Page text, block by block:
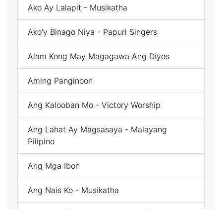
Ako Ay Lalapit - Musikatha
Ako'y Binago Niya - Papuri Singers
Alam Kong May Magagawa Ang Diyos
Aming Panginoon
Ang Kalooban Mo - Victory Worship
Ang Lahat Ay Magsasaya - Malayang
Pilipino
Ang Mga Ibon
Ang Nais Ko - Musikatha